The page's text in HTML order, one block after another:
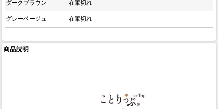
ダークブラウン 在庫切れ -
グレーベージュ 在庫切れ -
商品説明